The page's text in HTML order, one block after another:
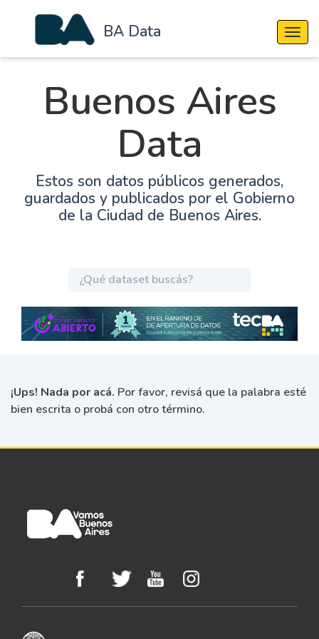
BA Data
Buenos Aires
Data
Estos son datos públicos generados,
guardados y publicados por el Gobierno
de la Ciudad de Buenos Aires.
¡Ups! Nada por acá. Por favor, revisá que la palabra esté
bien escrita o probá con otro término.